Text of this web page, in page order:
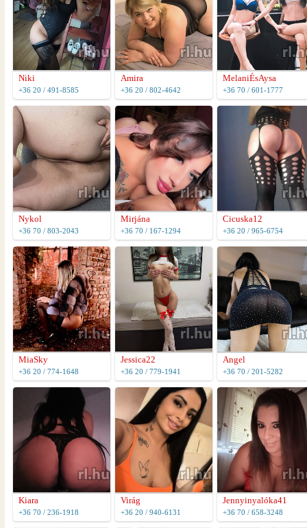
Niki
+36 20 / 491-8585
Amira
+36 20 / 802-4642
MelaniÉsAysa
+36 70 / 601-1777
Nykol
+36 70 / 803-2043
Mirjána
+36 70 / 167-1294
Cicuska12
+36 20 / 965-6754
MiaSky
+36 20 / 774-1648
Jessica22
+36 20 / 779-1941
Angel
+36 70 / 201-5282
Kiara
+36 70 / 236-1918
Virág
+36 20 / 940-6131
Jennyinyalóka41
+36 70 / 658-3248